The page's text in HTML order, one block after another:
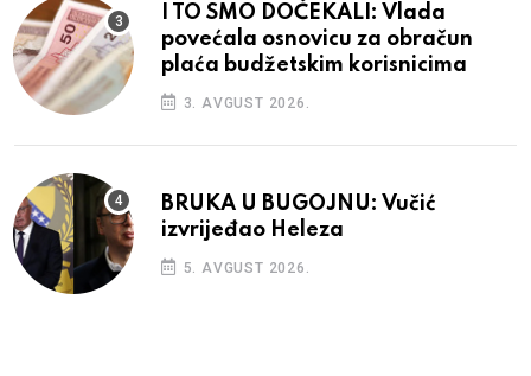
I TO SMO DOČEKALI: Vlada
povećala osnovicu za obračun
plaća budžetskim korisnicima
3. AVGUST 2026.
BRUKA U BUGOJNU: Vučić
izvrijeđao Heleza
5. AVGUST 2026.